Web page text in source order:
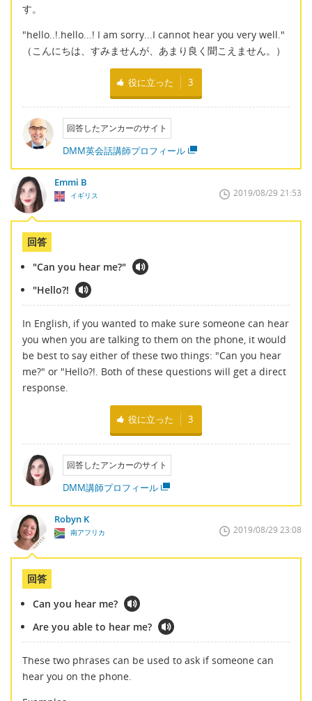
す。
"hello..!.hello...! I am sorry...I cannot hear you very well."
（こんにちは、すみませんが、あまり良く聞こえません。）
役に立った 3
回答したアンカーのサイト
DMM英会話講師プロフィール
Emmi B
イギリス 2019/08/29 21:53
回答
"Can you hear me?"
"Hello?!
In English, if you wanted to make sure someone can hear
you when you are talking to them on the phone, it would
be best to say either of these two things: "Can you hear
me?" or "Hello?!. Both of these questions will get a direct
response.
役に立った 3
回答したアンカーのサイト
DMM講師プロフィール
Robyn K
南アフリカ 2019/08/29 23:08
回答
Can you hear me?
Are you able to hear me?
These two phrases can be used to ask if someone can
hear you on the phone.